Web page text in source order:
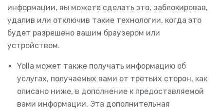
информации, вы можете сделать это, заблокировав,
удалив или отключив такие технологии, когда это
будет разрешено вашим браузером или
устройством.
Yolla может также получать информацию об
услугах, получаемых вами от третьих сторон, как
описано ниже, в дополнение к предоставляемой
вами информации. Эта дополнительная